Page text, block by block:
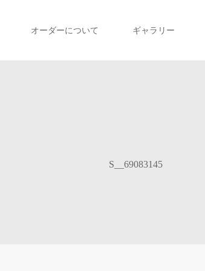
オーダーについて ギャラリー
S__69083145